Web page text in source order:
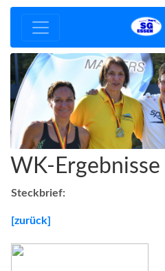
Zurück
WK-Ergebnisse
Steckbrief:
[zurück]